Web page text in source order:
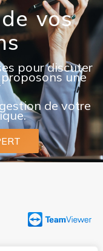
vos
pour discuter
une
de votre